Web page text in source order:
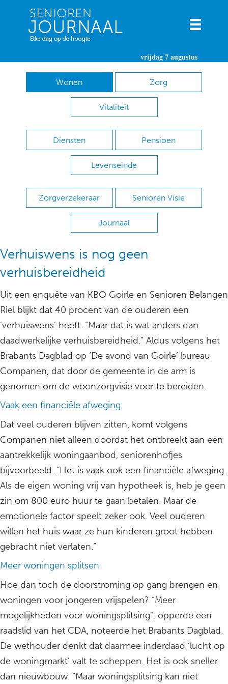
vrijdag 7 augustus
Wonen Zorg
Vitaliteit
Diensten Pensioen
Levenseinde
Zorgverzekeraar Senioren Visie
Journaal
Verhuiswens is nog geen
verhuisbereidheid
Uit een enquête van KBO Goirle en Senioren Belangen
Riel blijkt dat 40 procent van de ouderen een
‘verhuiswens’ heeft. “Maar dat is wat anders dan
daadwerkelijke verhuisbereidheid.” Aldus volgens het
Brabants Dagblad op ‘De avond van Goirle’ bureau
Companen, dat door de gemeente in de arm is
genomen om de woonzorgvisie voor te bereiden.
Vaak een financiële afweging
Dat veel ouderen blijven zitten, komt volgens
Companen niet alleen doordat het ontbreekt aan een
aantrekkelijk woningaanbod, seniorenhofjes
bijvoorbeeld. “Het is vaak ook een financiële afweging.
Als de eigen woning vrij van hypotheek is, heb je geen
zin om 800 euro huur te gaan betalen. Maar de
emotionele factor speelt zeker ook. Veel ouderen
willen het huis waar ze hun kinderen groot hebben
gebracht niet verlaten.”
Meer woningen splitsen
Hoe dan toch de doorstroming op gang brengen en
woningen voor jongeren vrijspelen? “Meer
mogelijkheden voor woningsplitsing”, opperde een
raadslid van het CDA, noteerde het Brabants Dagblad.
De wethouder denkt dat daarmee inderdaad ‘lucht op
de woningmarkt’ valt te scheppen. Het is ook sneller
dan nieuwbouw. “Maar woningsplitsing kan niet